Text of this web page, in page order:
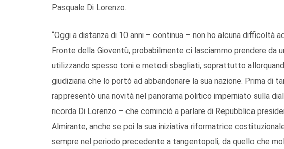
Pasquale Di Lorenzo.
“Oggi a distanza di 10 anni – continua – non ho alcuna difficoltà
Fronte della Gioventù, probabilmente ci lasciammo prendere da
utilizzando spesso toni e metodi sbagliati, soprattutto
giudiziaria che lo portò ad abbandonare la sua nazione. Prima di
rappresentò una novità nel panorama politico imperniato sulla
ricorda Di Lorenzo – che cominciò a parlare di Repubblica
Almirante, anche se poi la sua iniziativa riformatrice
sempre nel periodo precedente a tangentopoli, da quello che